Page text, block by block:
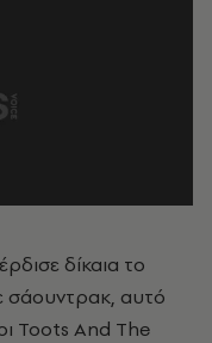
δίκαια το
σάουντρακ, αυτό
Toots And The